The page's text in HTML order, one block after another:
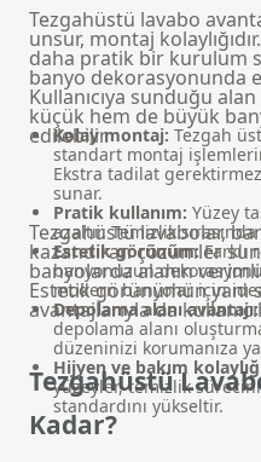
Tezgahüstü lavabo
unsur, montaj
daha pratik bir kurulum
banyo dekorasyonunda
Kullanıcıya sunduğu
küçük hem de büyük
edilebilir.
Kolay montaj: Tezgah
standart montaj
Ekstra tadilat
sunar.
Pratik kullanım: Yüzey
azaltır. Temizlik
Estetik görünüm:Farklı
banyonuzun
modern banyolariçin
Depolama alanı avantajı:
depolama alanı
düzeninizi korumanıza
Hijyen ve bakım
yüzeyler, temizlik
standardını yükseltir.
Tezgahüstü lavabolar,
kazandıran çözümler
banyolarda alanın verimli
Estetik görünümün yanı
avantajlarıyla da
Tezgahüstü
Kadar?